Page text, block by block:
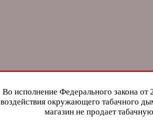
Во исполнение Федерального закона
воздействия окружающего табачного
магазин не продает